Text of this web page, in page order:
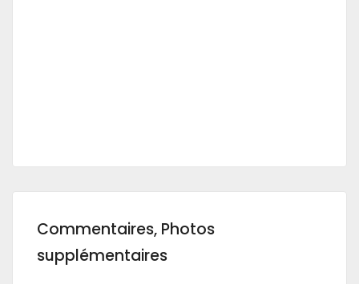
Commentaires, Photos
supplémentaires